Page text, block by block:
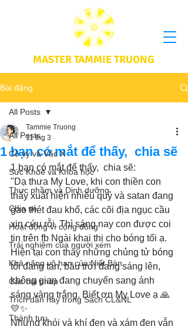
MASTER TAMMIE TRUONG
Bài đăng
All Posts
Cô vy và Vắc X
Sức Khoẻ và Khoa học
Thực phầm và Dinh dưỡng
Chia sẻ
Hoạt động vì cộng đồng
Trải nghiệm của người xem
Khả năng vô hạn của Niết Bàn
Các bài pháp
Trích dẫn hay trong Sách CL&NL
Thành tựu
All Posts
1 bạn có mắt để thấy, chia sẽ
Tammie Truong
11 thg 3
1 bạn có mắt để thấy,  chia sẽ:
"Dạ thưa My Love, khi con thiền con
thấy xuất hiện nhiều quỷ và satan đang
gào thét đau khổ, các cõi địa ngục cầu
xin cứu rỗi. Thì sáng nay con được coi
tin trên fb Ngài khai thị cho bóng tối ạ.
Hiện tại con thấy những chủng tử bóng
tối đang tan, bầu trời đang sáng lên,
không gian đang chuyển sang ánh
sáng vàng trắng. Biết ơn My Love ạ 🙏
💛✨
Nhưng khói và khí đen và xám đen vẫn